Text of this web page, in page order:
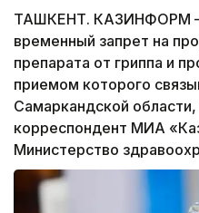
ТАШКЕНТ. КАЗИНФОРМ –
временный запрет на
препарата от гриппа и
приемом которого
Самаркандской
корреспондент МИА
Министерство